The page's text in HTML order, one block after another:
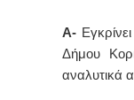
Α-
Δήμου
αναλυτικά